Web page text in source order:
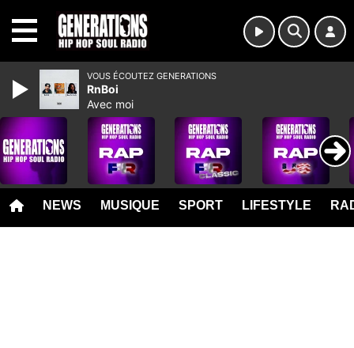
NEWS MUSIQUE SPORT LIFESTYLE
VOUS ÉCOUTEZ GENERATIONS
RnBoi
Avec moi